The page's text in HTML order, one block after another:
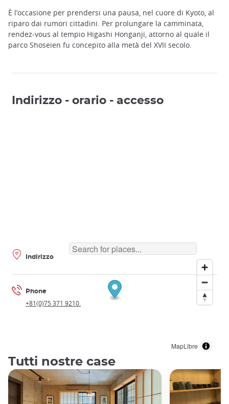
È l’occasione per prendersi una pausa, nel cuore di Kyoto, al
riparo dai rumori cittadini. Per prolungare la camminata,
rendez-vous al tempio Higashi Honganji, attorno al quale il
parco Shoseien fu concepito alla metà del XVII secolo.
Indirizzo - orario - accesso
MapLibre
Indirizzo
Phone
+81(0)75 371 9210.
Tutti nostre case